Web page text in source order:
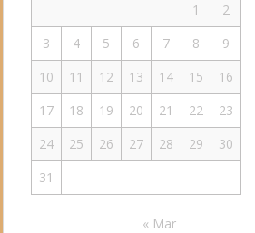
1
2
3
4 5 6 7 8
9
10
11 12 13 14 15
16
17
18 19 20 21 22
23
24
25 26 27 28 29
30
31
« Mar